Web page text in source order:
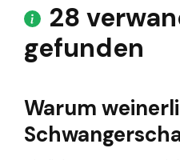
28
gefunden
Warum